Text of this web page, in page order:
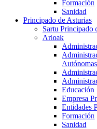
Formación
Sanidad
Principado de Asturias
Sartu Principado
Arloak
Autónomas
Educación
Empresa
Entidades
Formación
Sanidad